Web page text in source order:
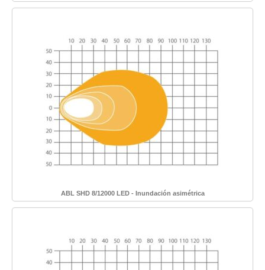
ABL SHD 8/12000 LED - Inundación asimétrica